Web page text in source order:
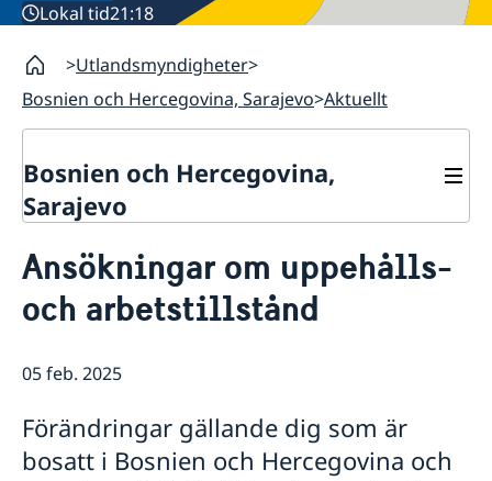
Lokal tid21:18
Utlandsmyndigheter
Bosnien och Hercegovina, Sarajevo Aktuellt
Bosnien och Hercegovina,
Sarajevo
Om oss
Data protection policy
Så stöttar vi svenska företag
Team Sweden
Anmäl handelshinder
Ansökningar om uppehålls-
och arbetstillstånd
05 feb. 2025
Förändringar gällande dig som är
bosatt i Bosnien och Hercegovina och